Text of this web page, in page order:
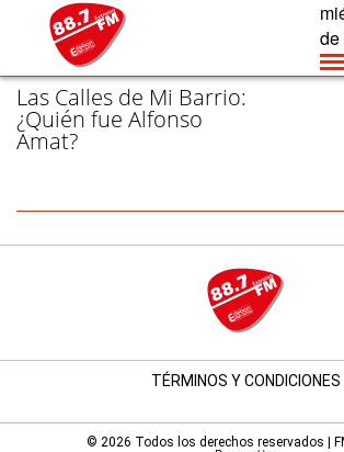
de
/ AMAT - PÁGINA 1
Las Calles de Mi Barrio:
¿Quién fue Alfonso
Amat?
TÉRMINOS Y CONDICIONES
© 2026 Todos los derechos reservados |